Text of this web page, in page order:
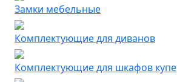
Замки мебельные
Комплектующие для диванов
Комплектующие для шкафов купе